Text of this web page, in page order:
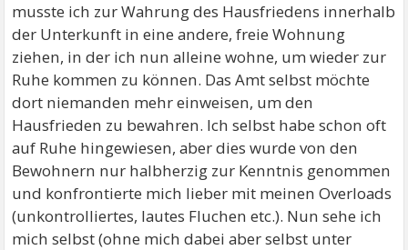
musste ich zur Wahrung des Hausfriedens innerhalb
der Unterkunft in eine andere, freie Wohnung
ziehen, in der ich nun alleine wohne, um wieder zur
Ruhe kommen zu können. Das Amt selbst möchte
dort niemanden mehr einweisen, um den
Hausfrieden zu bewahren. Ich selbst habe schon oft
auf Ruhe hingewiesen, aber dies wurde von den
Bewohnern nur halbherzig zur Kenntnis genommen
und konfrontierte mich lieber mit meinen Overloads
(unkontrolliertes, lautes Fluchen etc.). Nun sehe ich
mich selbst (ohne mich dabei aber selbst unter